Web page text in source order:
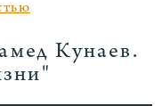
Кунаев.